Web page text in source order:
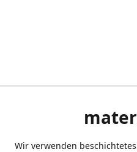
Wir verwenden